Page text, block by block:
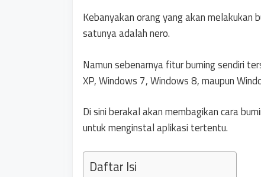
Kebanyakan orang yang akan
satunya adalah nero.
Namun sebenarnya fitur burning sendiri
XP, Windows 7, Windows 8, maupun
Di sini berakal akan membagikan cara
untuk menginstal aplikasi tertentu.
Daftar Isi